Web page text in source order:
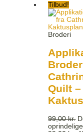
Tilbud!
Broderi
Quilt –
99,00kr.